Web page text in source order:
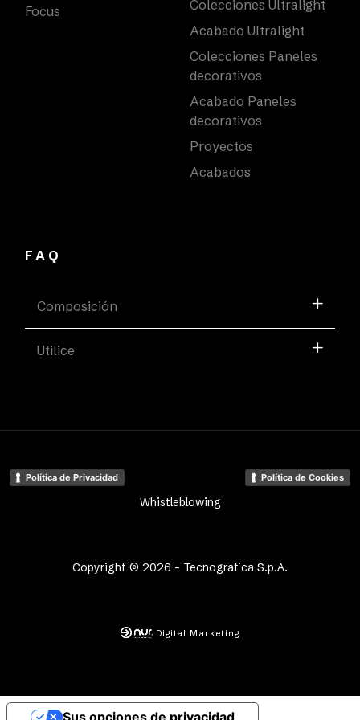
Focus
Colecciones Ultralight
Acabado Ultralight
Colecciones Paneles
decorativos
Acabado Paneles
decorativos
Proyectos
Acabados
FAQ
Composición
Utilice
Copyright © 2026 - Tecnografica S.p.A.
Política de Privacidad Política de Cookies
Whistleblowing
Digital Marketing
Sus opciones de privacidad